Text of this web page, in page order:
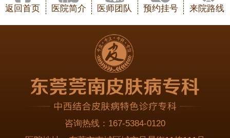
返回首页 医院简介 医师团队 预约挂号 来院路线
咨询热线： 167-5384-0120